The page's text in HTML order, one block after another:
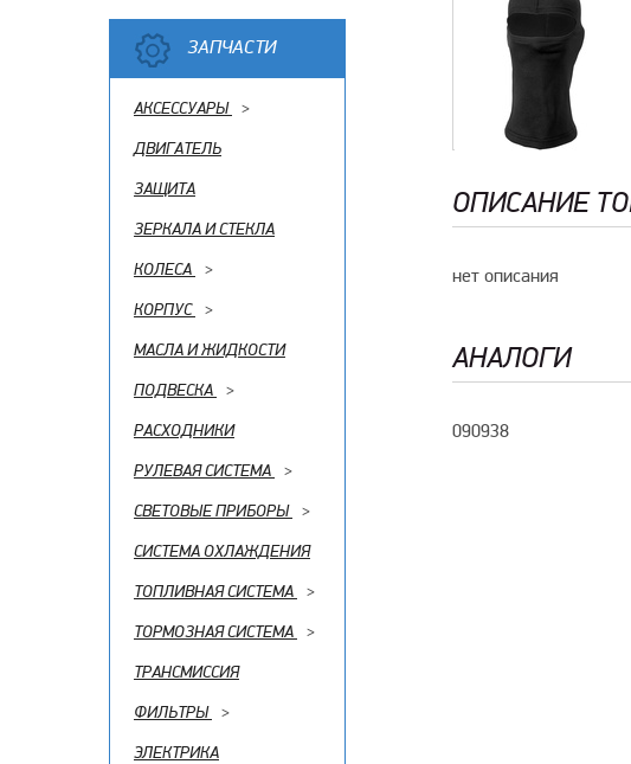
ЗАПЧАСТИ
АКСЕССУАРЫ >
ДВИГАТЕЛЬ
ЗАЩИТА
ЗЕРКАЛА И СТЕКЛА
КОЛЕСА
>
КОРПУС >
МАСЛА И ЖИДКОСТИ
ПОДВЕСКА
>
РАСХОДНИКИ
РУЛЕВАЯ СИСТЕМА
>
СВЕТОВЫЕ ПРИБОРЫ >
СИСТЕМА ОХЛАЖДЕНИЯ
ТОПЛИВНАЯ СИСТЕМА
>
ТОРМОЗНАЯ СИСТЕМА
>
ТРАНСМИССИЯ
ФИЛЬТРЫ >
ЭЛЕКТРИКА
ОПИСАНИЕ
нет описания
АНАЛОГИ
090938